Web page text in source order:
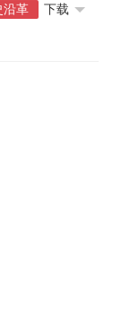
沿革 下载